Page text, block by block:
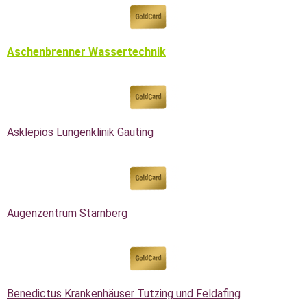
Aschenbrenner Wassertechnik
Asklepios Lungenklinik Gauting
Augenzentrum Starnberg
Benedictus Krankenhäuser Tutzing und Feldafing